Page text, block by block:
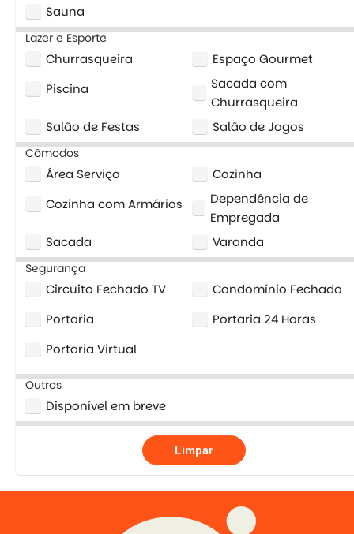
Sauna
Lazer e Esporte
Churrasqueira
Espaço Gourmet
Piscina
Sacada com
Churrasqueira
Salão de Festas
Salão de Jogos
Cômodos
Área Serviço
Cozinha
Cozinha com Armários
Dependência de
Empregada
Sacada
Varanda
Segurança
Circuito Fechado TV
Condomínio Fechado
Portaria
Portaria 24 Horas
Portaria Virtual
Outros
Disponível em breve
Limpar